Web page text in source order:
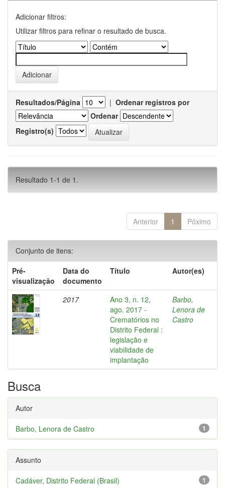
Adicionar filtros:
Utilizar filtros para refinar o resultado de busca.
Resultados/Página | Ordenar registros por
Ordenar
Registro(s)
Resultado 1-1 de 1.
Anterior 1 Póximo
Conjunto de itens:
Pré-
visualização
Data do
documento
Título Autor(es)
2017
Ano 3, n. 12,
ago. 2017 -
Crematórios no
Distrito Federal :
legislação e
viabilidade de
implantação
Barbo,
Lenora de
Castro
Busca
Autor
1
Barbo, Lenora de Castro
Assunto
1
Cadáver, Distrito Federal (Brasil)